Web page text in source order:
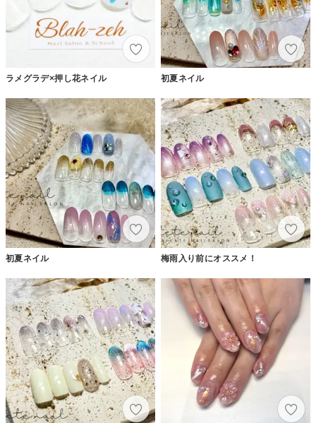
ラメグラデ×押し花ネイル 初夏ネイル
初夏ネイル 梅雨入り前にオススメ！